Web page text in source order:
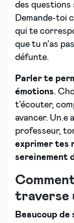
des questions
Demande-toi
qui te
que tu n’as
défunte.
Parler te
émotions.
t’écouter,
avancer. Un.e
professeur,
exprimer tes
sereinement
traverse
Beaucoup